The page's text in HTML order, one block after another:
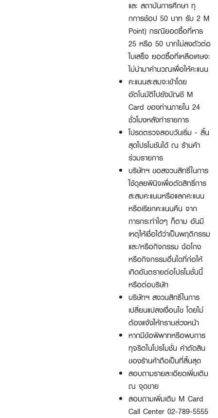
และ สถาบันการศึกษา ทุ
กการช้อป 50 บาท รับ 2 M
Point) กรณียอดซื้อที่หาร
25 หรือ 50 บาทไม่ลงตัวต่อ
ใบเสร็จ ยอดซื้อที่เหลือเศษจะ
ไม่นำมาคำนวณเพื่อให้คะแนน
คะแนนสะสมจะเข้าโดย
อัตโนมัติไปยังบัญชี M
Card ของท่านภายใน 24
ชั่วโมงหลังทำรายการ
โปรดตรวจสอบวันเริ่ม - สิ้น
สุดโปรโมชันได้ ณ ร้านค้า
ร่วมรายการ
บริษัทฯ ขอสงวนสิทธิ์ในการ
ใช้ดุลยพินิจเพื่อตัดสิทธิ์การ
สะสมคะแนนหรือแลกคะแนน
หรือเรียกคะแนนคืน จาก
การกระทำใดๆ ก็ตาม อันมี
เหตุให้เชื่อได้ว่าเป็นพฤติกรรม
และ/หรือกิจกรรม ฉ้อโกง
หรือกิจกรรมอื่นใดที่ก่อให้
เกิดอันตรายต่อโปรโมชั่นนี้
หรือต่อบริษัท
บริษัทฯ สงวนสิทธิ์ในการ
เปลี่ยนแปลงเงื่อนไข โดยไม่
ต้องแจ้งให้ทราบล่วงหน้า
หากมีข้อพิพาทหรือพบการ
ทุจริตในโปรโมชั่น คำตัดสิน
ของร้านค้าถือเป็นที่สิ้นสุด
สอบถามรายละเอียดเพิ่มเติม
ณ จุดขาย
สอบถามเพิ่มเติม M Card
Call Center 02-789-5555